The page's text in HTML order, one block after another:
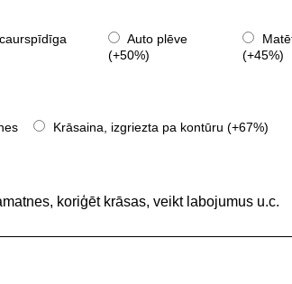
Auto plēve
(+50%)
(+45%)
Krāsaina, izgriezta pa kontūru (+67%)
koriģēt krāsas, veikt labojumus u.c.